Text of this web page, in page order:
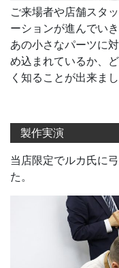
ご来場者や店舗スタ
ーションが進んでいき
あの小さなパーツに
め込まれているか、
く知ることが出来まし
製作実演
当店限定でルカ氏に
た。